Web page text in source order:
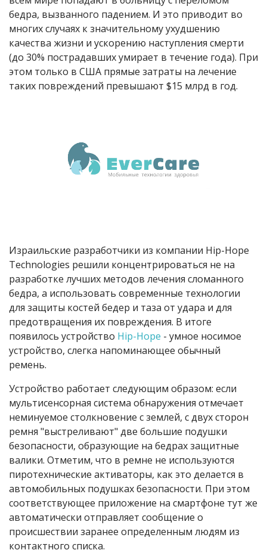
бедра, вызванного падением. И это приводит во
многих случаях к значительному ухудшению
качества жизни и ускорению наступления смерти
(до 30% пострадавших умирает в течение года). При
этом только в США прямые затраты на лечение
таких повреждений превышают $15 млрд в год.
Израильские разработчики из компании Hip-Hope
Technologies решили концентрироваться не на
разработке лучших методов лечения сломанного
бедра, а использовать современные технологии
для защиты костей бедер и таза от удара и для
предотвращения их повреждения. В итоге
появилось устройство Hip-Hope - умное носимое
устройство, слегка напоминающее обычный
ремень.
Устройство работает следующим образом: если
мультисенсорная система обнаружения отмечает
неминуемое столкновение с землей, с двух сторон
ремня "выстреливают" две большие подушки
безопасности, образующие на бедрах защитные
валики. Отметим, что в ремне не используются
пиротехнические активаторы, как это делается в
автомобильных подушках безопасности. При этом
соответствующее приложение на смартфоне тут же
автоматически отправляет сообщение о
происшествии заранее определенным людям из
контактного списка.